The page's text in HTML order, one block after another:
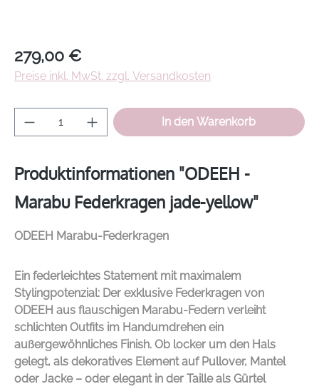
Regulärer Preis:
279,00 €
Preise inkl. MwSt. zzgl. Versandkosten
Produkt Anzahl: Gib den gewünschten
In den Warenkorb
Produktinformationen "ODEEH -
Marabu Federkragen jade-yellow"
ODEEH Marabu-Federkragen
Ein federleichtes Statement mit maximalem
Stylingpotenzial: Der exklusive Federkragen von
ODEEH aus flauschigen Marabu-Federn verleiht
schlichten Outfits im Handumdrehen ein
außergewöhnliches Finish. Ob locker um den Hals
gelegt, als dekoratives Element auf Pullover, Mantel
oder Jacke – oder elegant in der Taille als Gürtel